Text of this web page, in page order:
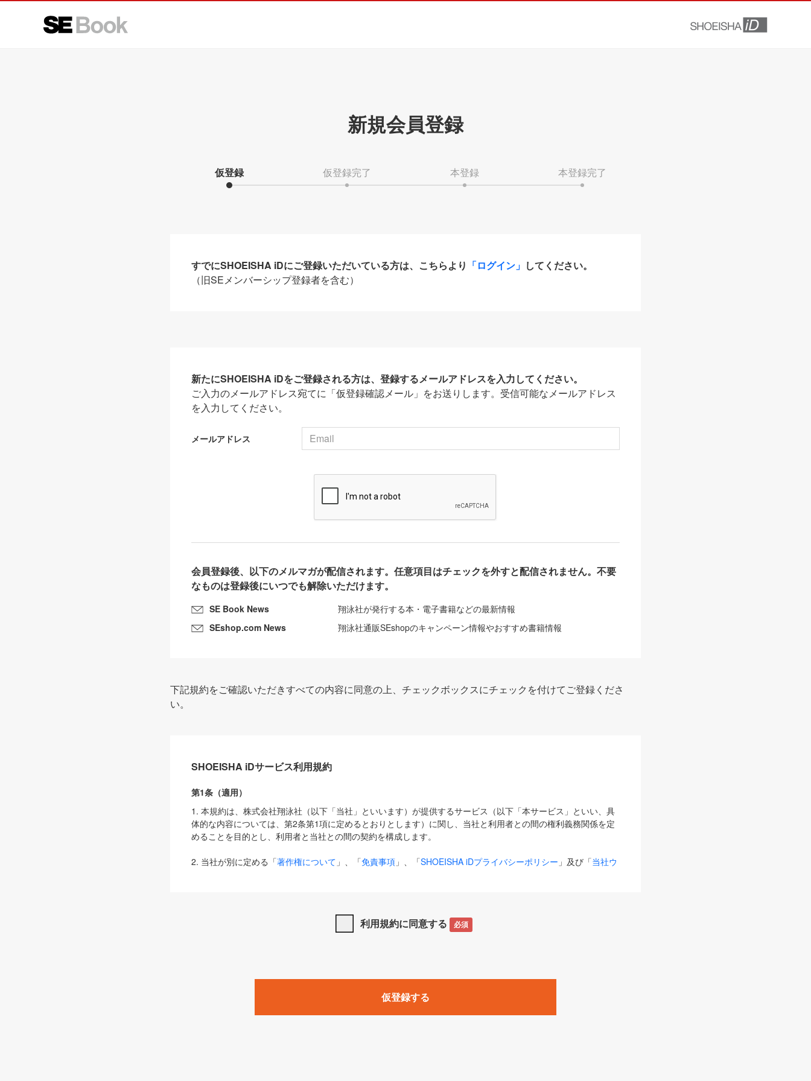
新規会員登録
仮登録 仮登録完了 本登録 本登録完了
すでにSHOEISHA iDにご登録いただいている方は、こちらより 「ログイン」 してください。
（旧SEメンバーシップ登録者を含む）
新たにSHOEISHA iDをご登録される方は、登録するメールアドレスを入力してください。
ご入力のメールアドレス宛てに「仮登録確認メール」をお送りします。受信可能なメールアドレス
を入力してください。
メールアドレス
会員登録後、以下のメルマガが配信されます。任意項目はチェックを外すと配信されません。不要
なものは登録後にいつでも解除いただけます。
SE Book News
翔泳社が発行する本・電子書籍などの最新情報
SEshop.com News
翔泳社通販SEshopのキャンペーン情報やおすすめ書籍情報
下記規約をご確認いただきすべての内容に同意の上、チェックボックスにチェックを付けてご登録くださ
い。
SHOEISHA iDサービス利用規約
第1条（適用）
1. 本規約は、株式会社翔泳社（以下「当社」といいます）が提供するサービス（以下「本サービス」といい、具
体的な内容については、第2条第1項に定めるとおりとします）に関し、当社と利用者との間の権利義務関係を定
めることを目的とし、利用者と当社との間の契約を構成します。
2. 当社が別に定める「著作権について 」、「免責事項 」、「SHOEISHA iDプライバシーポリシー 」及び「当社ウ
は、本規約の規定が優先して適用されるものとします。
1. 「本サービス」とは、当社が提供する以下のサービス（名称や内容が変更された場合、変更後のサービスを含
みます）及びこれらサービスに関連して当社が実施するイベントやキャンペーンをいいます。
「SEBook」「SEShop」「CodeZine」「MarkeZine」「EnterpriseZine」「ECzine」「Biz/Zine」「HRzine」
利用規約に同意する 必須
仮登録する